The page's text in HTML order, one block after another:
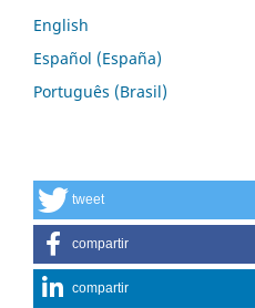
English
Español (España)
Português (Brasil)
tweet
compartir
compartir